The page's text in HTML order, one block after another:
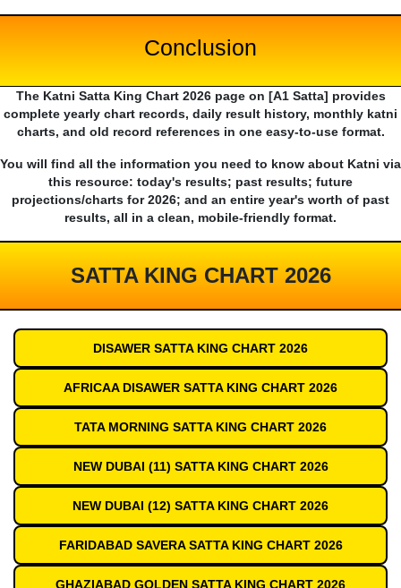
Conclusion
The Katni Satta King Chart 2026 page on [A1 Satta] provides
complete yearly chart records, daily result history, monthly katni
charts, and old record references in one easy-to-use format.
You will find all the information you need to know about Katni via
this resource: today's results; past results; future
projections/charts for 2026; and an entire year's worth of past
results, all in a clean, mobile-friendly format.
SATTA KING CHART 2026
DISAWER SATTA KING CHART 2026
AFRICAA DISAWER SATTA KING CHART 2026
TATA MORNING SATTA KING CHART 2026
NEW DUBAI (11) SATTA KING CHART 2026
NEW DUBAI (12) SATTA KING CHART 2026
FARIDABAD SAVERA SATTA KING CHART 2026
GHAZIABAD GOLDEN SATTA KING CHART 2026